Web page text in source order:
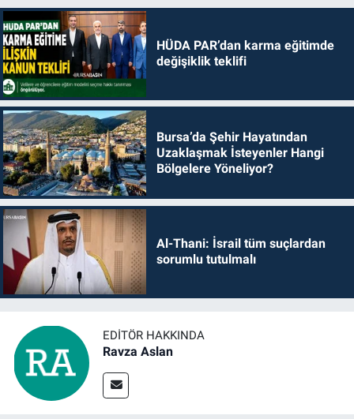
HÜDA PAR’dan karma eğitimde
değişiklik teklifi
Bursa’da Şehir Hayatından
Uzaklaşmak İsteyenler Hangi
Bölgelere Yöneliyor?
Al-Thani: İsrail tüm suçlardan
sorumlu tutulmalı
EDITÖR HAKKINDA
Ravza Aslan